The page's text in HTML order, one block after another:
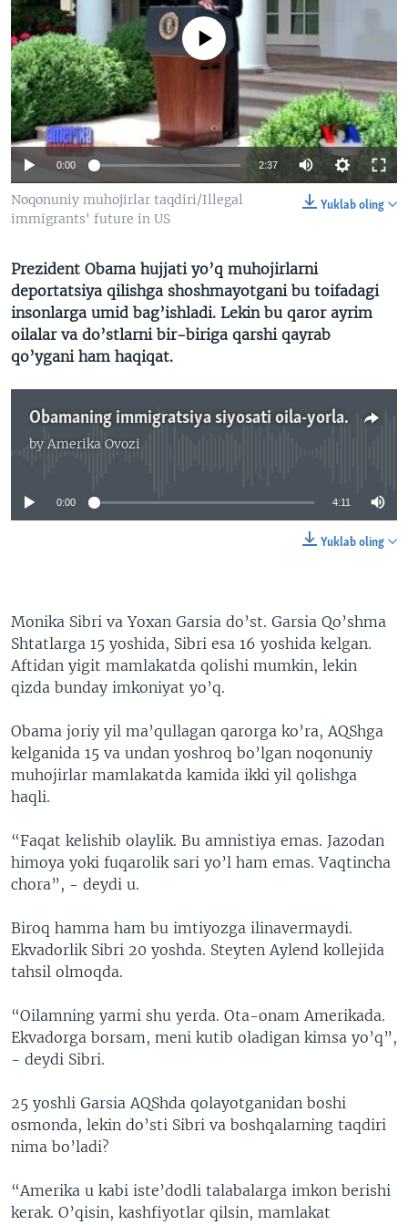
VIDEO
XABARLAR SURATLARDA
ODNOKLASSNIKI
TELEGRAM
TWITTER
SOUNDCLOUD
VOA
No media source currently available
0:00 2:37
Yuklab oling
Noqonuniy muhojirlar taqdiri/Illegal
immigrants' future in US
Prezident Obama hujjati yo’q muhojirlarni
deportatsiya qilishga shoshmayotgani bu toifadagi
insonlarga umid bag’ishladi. Lekin bu qaror ayrim
oilalar va do’stlarni bir-biriga qarshi qayrab
qo’ygani ham haqiqat.
Obamaning immigratsiya siyosati oila-yorlarni bir-biriga qarshi qilib qo'ymoqda
by Amerika Ovozi
No media source currently available
0:00 4:11
Yuklab oling
Monika Sibri va Yoxan Garsia do’st. Garsia Qo’shma
Shtatlarga 15 yoshida, Sibri esa 16 yoshida kelgan.
Aftidan yigit mamlakatda qolishi mumkin, lekin
qizda bunday imkoniyat yo’q.
Obama joriy yil ma’qullagan qarorga ko’ra, AQShga
kelganida 15 va undan yoshroq bo’lgan noqonuniy
muhojirlar mamlakatda kamida ikki yil qolishga
haqli.
“Faqat kelishib olaylik. Bu amnistiya emas. Jazodan
himoya yoki fuqarolik sari yo’l ham emas. Vaqtincha
chora”, - deydi u.
Biroq hamma ham bu imtiyozga ilinavermaydi.
Ekvadorlik Sibri 20 yoshda. Steyten Aylend kollejida
tahsil olmoqda.
“Oilamning yarmi shu yerda. Ota-onam Amerikada.
Ekvadorga borsam, meni kutib oladigan kimsa yo’q”,
- deydi Sibri.
25 yoshli Garsia AQShda qolayotganidan boshi
osmonda, lekin do’sti Sibri va boshqalarning taqdiri
nima bo’ladi?
“Amerika u kabi iste’dodli talabalarga imkon berishi
kerak. O’qisin, kashfiyotlar qilsin, mamlakat